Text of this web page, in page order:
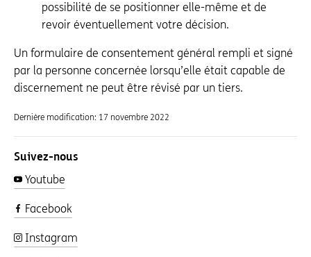
possibilité de se positionner elle-même et de
revoir éventuellement votre décision.
Un formulaire de consentement général rempli et signé
par la personne concernée lorsqu’elle était capable de
discernement ne peut être révisé par un tiers.
Dernière modification: 17 novembre 2022
Suivez-nous
Youtube
Facebook
Instagram